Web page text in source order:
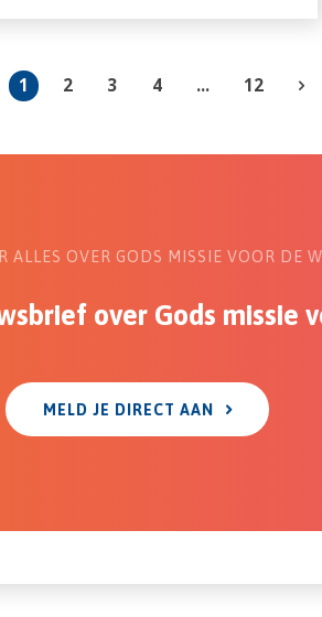
1 2 3 4 ... 12
ALLES OVER GODS MISSIE VOOR DE
over Gods missie
MELD JE DIRECT AAN